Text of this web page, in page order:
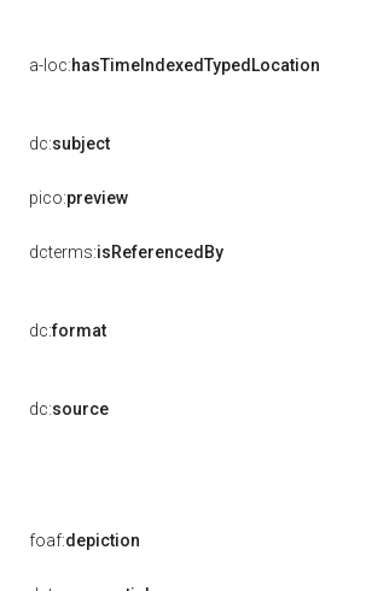
a-loc:hasTimeIndexedTypedLocation
dc:subject
pico:preview
dcterms:isReferencedBy
dc:format
dc:source
foaf:depiction